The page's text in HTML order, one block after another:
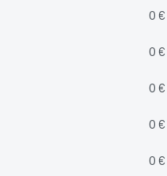
0 €
0 €
0 €
0 €
0 €